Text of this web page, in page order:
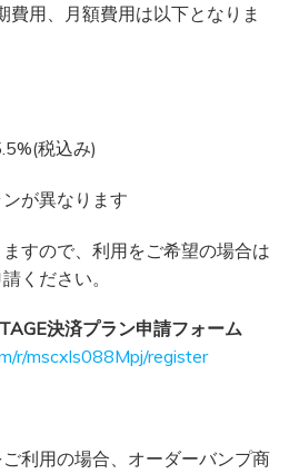
費用、月額費用は以下となりま
税込み)
が異なります
すので、利用をご希望の場合は
ください。
決済プラン申請フォーム
r/mscxls088Mpj/register
利用の場合、オーダーバンプ商